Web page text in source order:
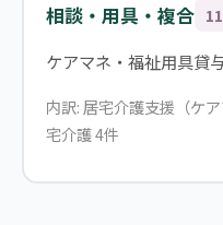
相談・用具・複合
ケアマネ・福祉用具貸
内訳: 居宅介護支援（ケ
宅介護 4件